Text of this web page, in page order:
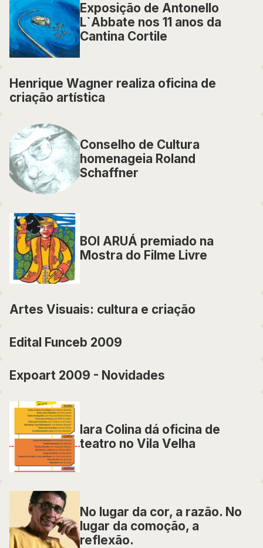
Exposição de Antonello
L`Abbate nos 11 anos da
Cantina Cortile
Henrique Wagner realiza oficina de
criação artística
Conselho de Cultura
homenageia Roland
Schaffner
BOI ARUÁ premiado na
Mostra do Filme Livre
Artes Visuais: cultura e criação
Edital Funceb 2009
Expoart 2009 - Novidades
Iara Colina dá oficina de
teatro no Vila Velha
No lugar da cor, a razão. No
lugar da comoção, a
reflexão.